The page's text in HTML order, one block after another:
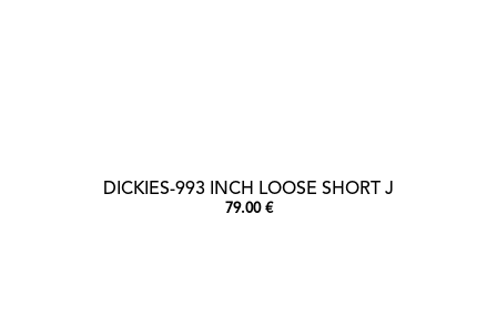
DICKIES-993 INCH LOOSE SHORT J
79.00 €